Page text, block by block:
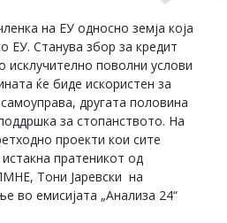
на ЕУ односно земја која
ЕУ. Станува збор за кредит
исклучително поволни услови
ќе биде искористен за
другата половина
за стопанството. На
проекти кои сите
пратеникот од
Тони Јаревски на
во емисијата „Анализа 24“